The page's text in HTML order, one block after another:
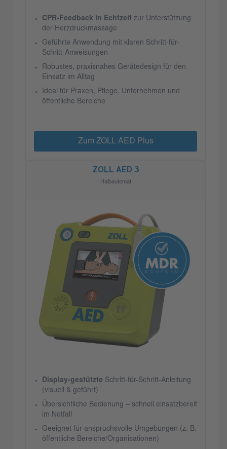
CPR-Feedback in Echtzeit zur Unterstützung
der Herzdruckmassage
Geführte Anwendung mit klaren Schritt-für-
Schritt-Anweisungen
Robustes, praxisnahes Gerätedesign für den
Einsatz im Alltag
Ideal für Praxen, Pflege, Unternehmen und
öffentliche Bereiche
Zum ZOLL AED Plus
ZOLL AED 3
Halbautomat
Display-gestützte Schritt-für-Schritt-Anleitung
(visuell & geführt)
Übersichtliche Bedienung – schnell einsatzbereit
im Notfall
Geeignet für anspruchsvolle Umgebungen (z. B.
öffentliche Bereiche/Organisationen)